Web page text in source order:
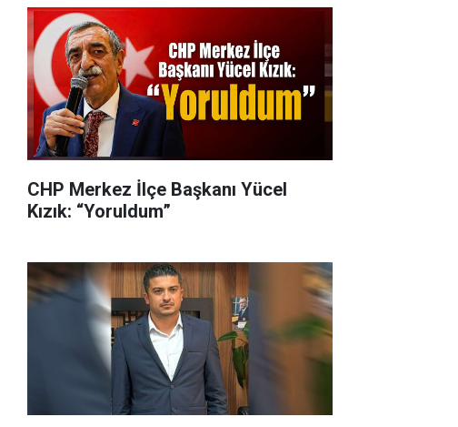
CHP Merkez İlçe Başkanı Yücel
Kızık: “Yoruldum”